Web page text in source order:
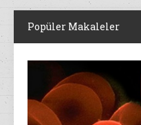
Popüler Makaleler